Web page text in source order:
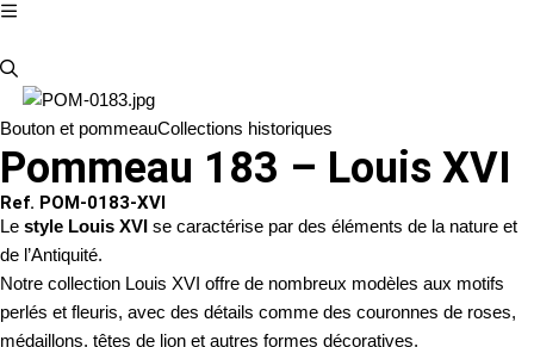
Bouton et pommeauCollections historiques
Pommeau 183 – Louis XVI
Ref. POM-0183-XVI
Le style Louis XVI se caractérise par des éléments de la nature et
de l’Antiquité.
Notre collection Louis XVI offre de nombreux modèles aux motifs
perlés et fleuris, avec des détails comme des couronnes de roses,
médaillons, têtes de lion et autres formes décoratives.